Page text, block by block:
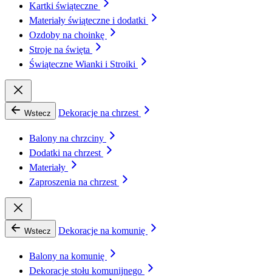
Kartki świąteczne
Materiały świąteczne i dodatki
Ozdoby na choinkę
Stroje na święta
Świąteczne Wianki i Stroiki
Wstecz Dekoracje na chrzest
Balony na chrzciny
Dodatki na chrzest
Materiały
Zaproszenia na chrzest
Wstecz Dekoracje na komunię
Balony na komunię
Dekoracje stołu komunijnego